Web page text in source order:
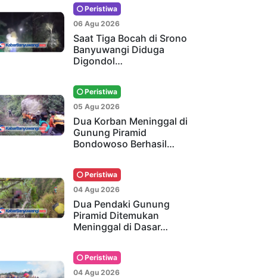
Peristiwa
06 Agu 2026
Saat Tiga Bocah di Srono
Banyuwangi Diduga
Digondol…
Peristiwa
05 Agu 2026
Dua Korban Meninggal di
Gunung Piramid
Bondowoso Berhasil…
Peristiwa
04 Agu 2026
Dua Pendaki Gunung
Piramid Ditemukan
Meninggal di Dasar…
Peristiwa
04 Agu 2026